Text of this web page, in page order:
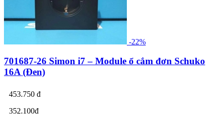
-22%
701687-26 Simon i7 – Module ổ cắm đơn Schuko
16A (Đen)
453.750 đ
352.100đ